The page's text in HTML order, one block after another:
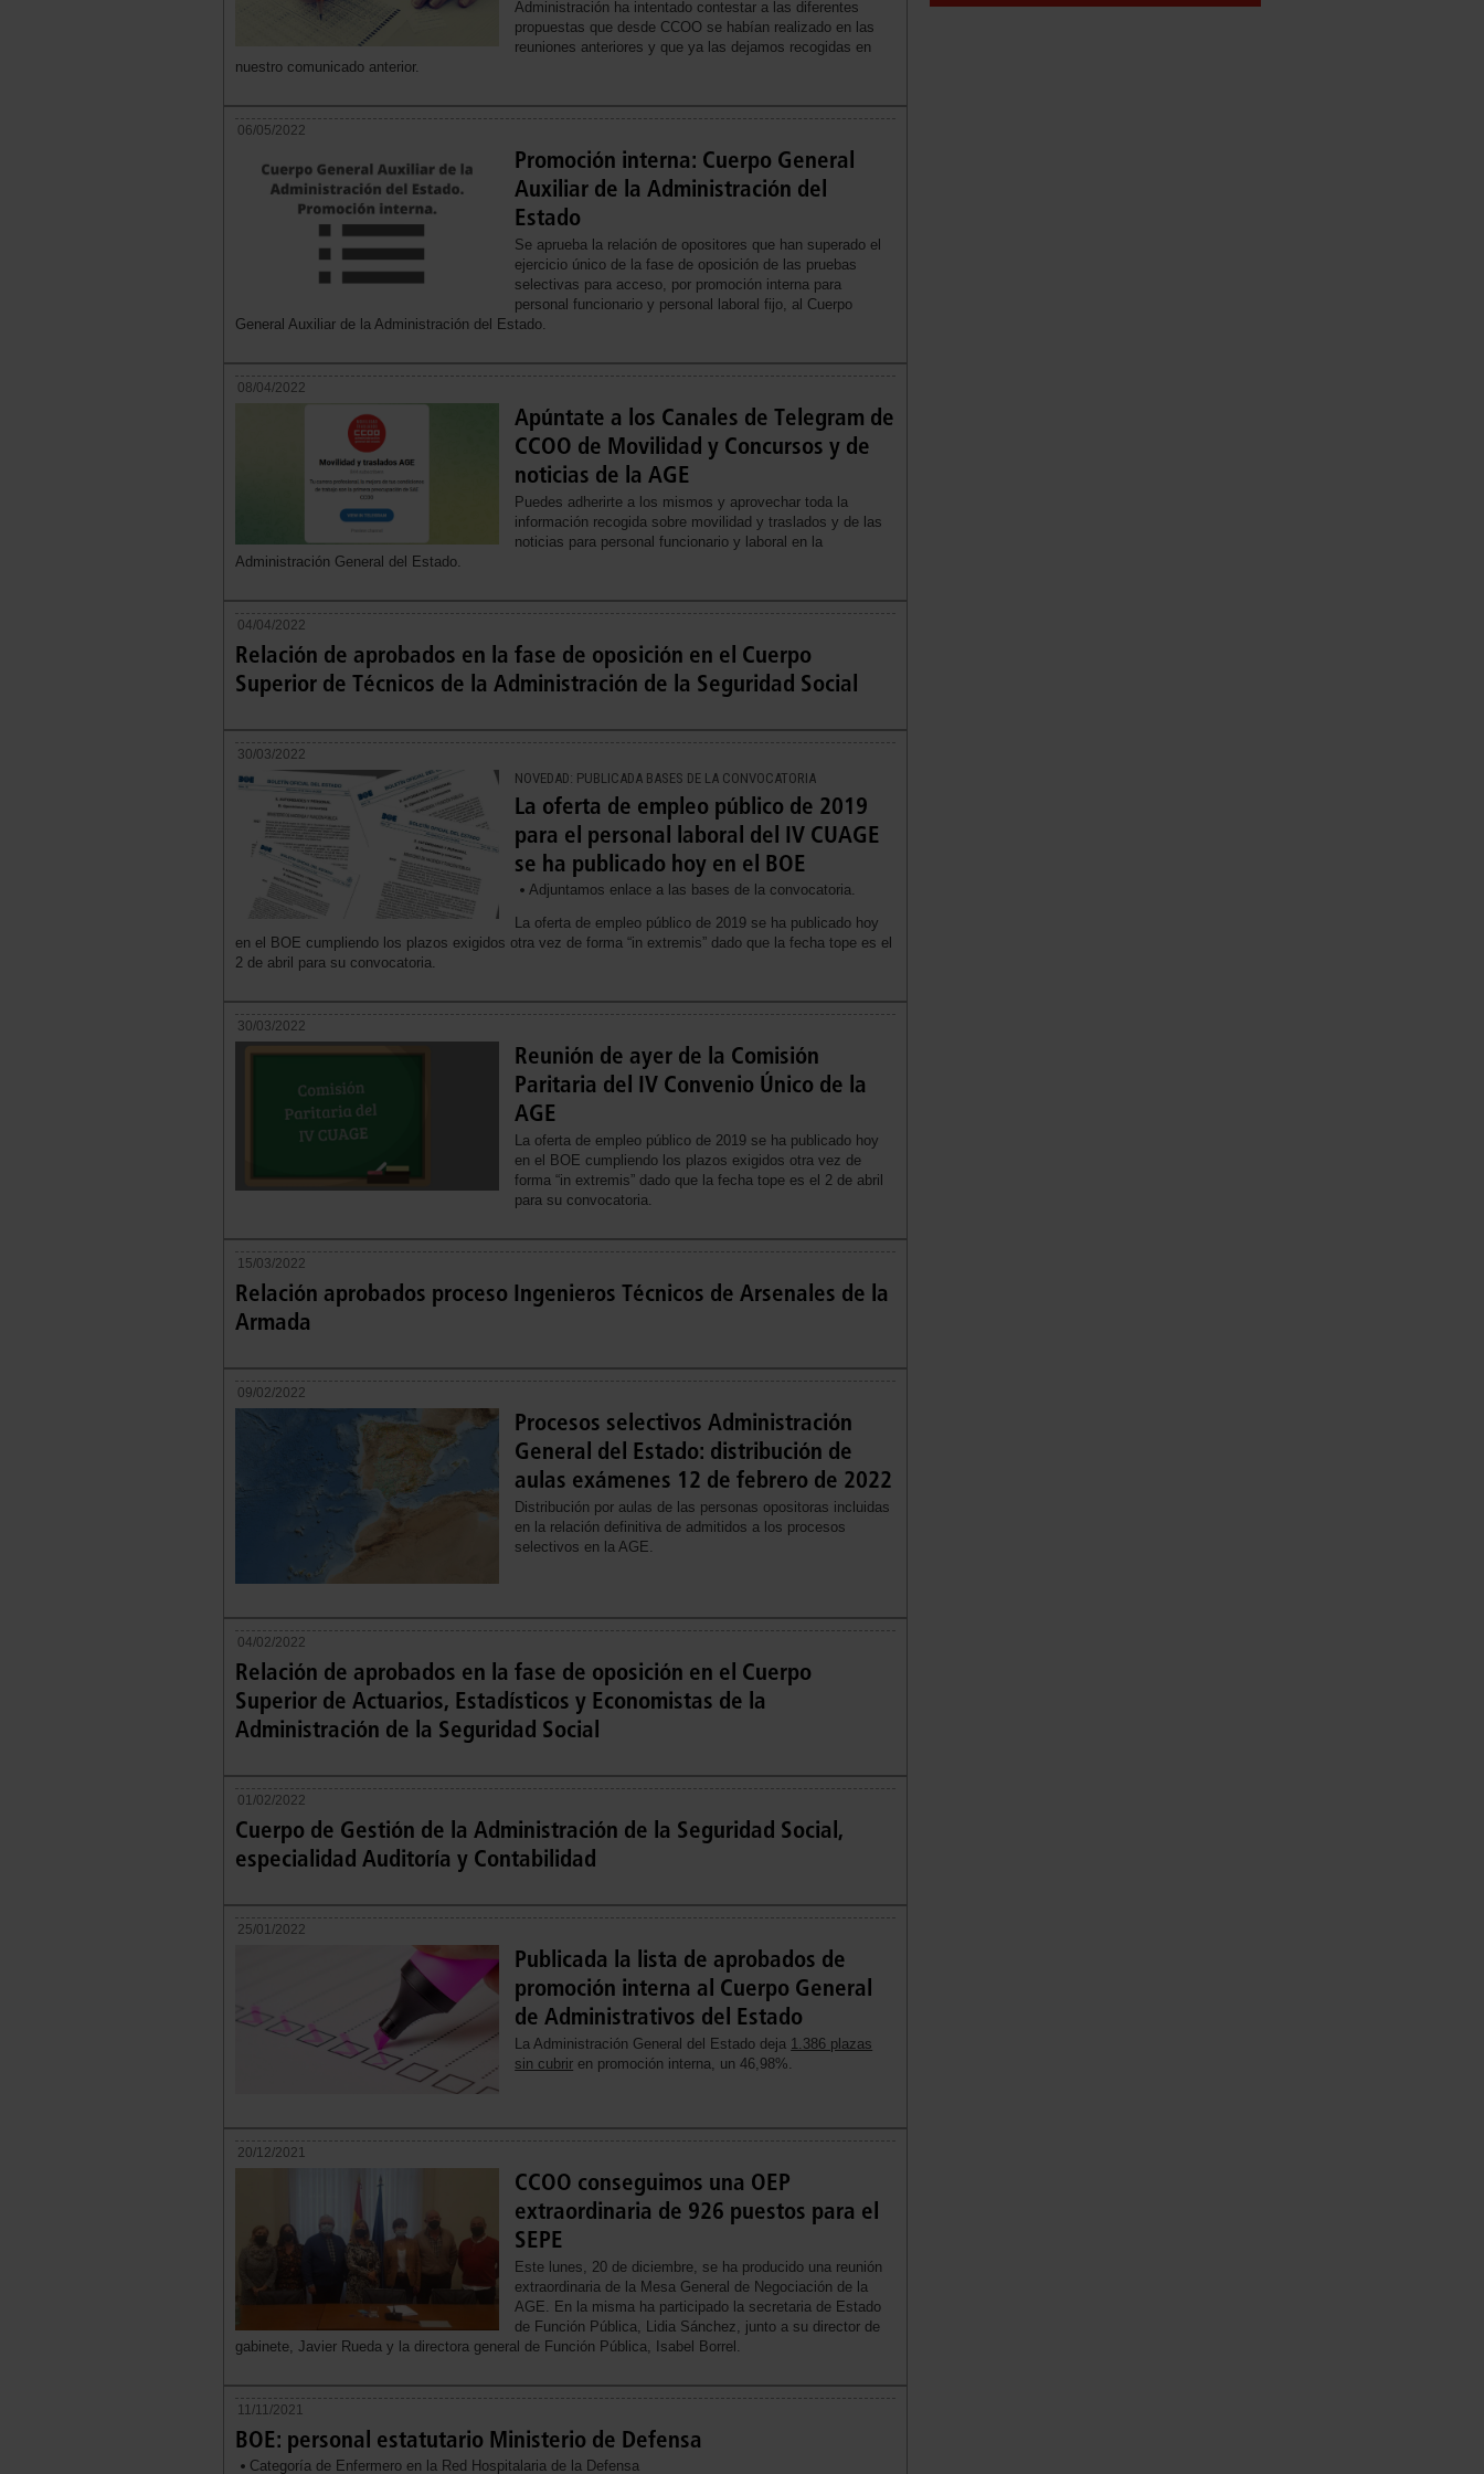
Administración ha intentado contestar a las diferentes
propuestas que desde CCOO se habían realizado en las
reuniones anteriores y que ya las dejamos recogidas en
nuestro comunicado anterior.
06/05/2022
Promoción interna: Cuerpo General
Auxiliar de la Administración del
Estado
Se aprueba la relación de opositores que han superado el
ejercicio único de la fase de oposición de las pruebas
selectivas para acceso, por promoción interna para
personal funcionario y personal laboral fijo, al Cuerpo
General Auxiliar de la Administración del Estado.
08/04/2022
Apúntate a los Canales de Telegram de
CCOO de Movilidad y Concursos y de
noticias de la AGE
Puedes adherirte a los mismos y aprovechar toda la
información recogida sobre movilidad y traslados y de las
noticias para personal funcionario y laboral en la
Administración General del Estado.
04/04/2022
Relación de aprobados en la fase de oposición en el Cuerpo
Superior de Técnicos de la Administración de la Seguridad Social
30/03/2022
NOVEDAD: PUBLICADA BASES DE LA CONVOCATORIA
La oferta de empleo público de 2019
para el personal laboral del IV CUAGE
se ha publicado hoy en el BOE
Adjuntamos enlace a las bases de la convocatoria.
La oferta de empleo público de 2019 se ha publicado hoy
en el BOE cumpliendo los plazos exigidos otra vez de forma “in extremis” dado que la fecha tope es el
2 de abril para su convocatoria.
30/03/2022
Reunión de ayer de la Comisión
Paritaria del IV Convenio Único de la
AGE
La oferta de empleo público de 2019 se ha publicado hoy
en el BOE cumpliendo los plazos exigidos otra vez de
forma “in extremis” dado que la fecha tope es el 2 de abril
para su convocatoria.
15/03/2022
Relación aprobados proceso Ingenieros Técnicos de Arsenales de la
Armada
09/02/2022
Procesos selectivos Administración
General del Estado: distribución de
aulas exámenes 12 de febrero de 2022
Distribución por aulas de las personas opositoras incluidas
en la relación definitiva de admitidos a los procesos
selectivos en la AGE.
04/02/2022
Relación de aprobados en la fase de oposición en el Cuerpo
Superior de Actuarios, Estadísticos y Economistas de la
Administración de la Seguridad Social
01/02/2022
Cuerpo de Gestión de la Administración de la Seguridad Social,
especialidad Auditoría y Contabilidad
25/01/2022
Publicada la lista de aprobados de
promoción interna al Cuerpo General
de Administrativos del Estado
La Administración General del Estado deja 1.386 plazas
sin cubrir en promoción interna, un 46,98%.
20/12/2021
CCOO conseguimos una OEP
extraordinaria de 926 puestos para el
SEPE
Este lunes, 20 de diciembre, se ha producido una reunión
extraordinaria de la Mesa General de Negociación de la
AGE. En la misma ha participado la secretaria de Estado
de Función Pública, Lidia Sánchez, junto a su director de
gabinete, Javier Rueda y la directora general de Función Pública, Isabel Borrel.
11/11/2021
BOE: personal estatutario Ministerio de Defensa
Categoría de Enfermero en la Red Hospitalaria de la Defensa